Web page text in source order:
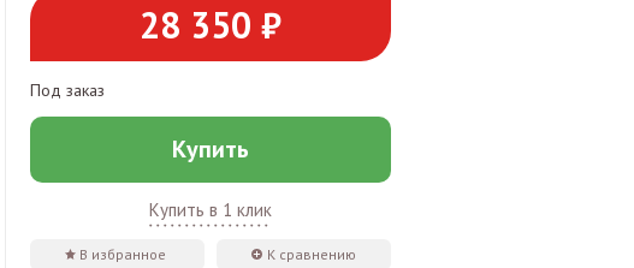
28 350 ₽
Под заказ
Купить
Купить в 1 клик
В избранное
К сравнению